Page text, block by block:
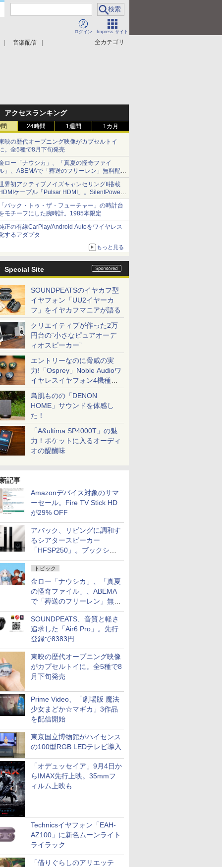
ログイン Impress サイト
全カテゴリ
音楽配信
アクセスランキング
24時間 1週間 1カ月
映の歴代オープニング映像がカプセルトイ
。全5種で8月下旬発売
ロー「ナウシカ」、「真夏の怪奇ファイ
」、ABEMAで「葬送のフリーレン」無料配信
ど。夏の特番・配信情報
界初アクティブノイズキャンセリングII搭載
ケーブル「Pulsar HDMI」。SilentPower
ら
バック・トゥ・ザ・フューチャー」の時計台
モチーフにした腕時計。1985本限定
正の有線CarPlay/Android Autoをワイヤレス
するアダプタ
もっと見る
Special Site
SOUNDPEATSのイヤカフ型
イヤフォン「UU2イヤーカ
フ」をイヤカフマニアが語る
クリエイティブが作った2万
円台の“小さなピュアオーデ
ィオスピーカー”
エントリーなのに脅威の実
力!「Osprey」Noble Audioワ
イヤレスイヤフォン4機種を
一気に聴く
鳥肌ものの「DENON
HOME」サウンドを体感し
た！
「A&ultima SP4000T」の魅
力！ポケットに入るオーディ
オの醍醐味
記事
Amazonデバイス対象のサマ
ーセール。Fire TV Stick HD
が29% OFF
アバック、リビングに調和す
るシアタースピーカー
「HFSP250」。ブックシェ
ルフはペア3万円以下
トピック
金ロー「ナウシカ」、「真夏
の怪奇ファイル」、ABEMA
で「葬送のフリーレン」無料
配信など。夏の特番・配信情
報
SOUNDPEATS、音質と軽さ
追求した「Air6 Pro」。先行
登録で8383円
東映の歴代オープニング映像
がカプセルトイに。全5種で8
月下旬発売
Prime Video、「劇場版 魔法
少女まどか☆マギカ」3作品
を配信開始
東京国立博物館がハイセンス
の100型RGB LEDテレビ導入
「オデュッセイア」9月4日か
らIMAX先行上映。35mmフ
ィルム上映も
Technicsイヤフォン「EAH-
AZ100」に新色ムーンライト
ライラック
「借りぐらしのアリエッテ